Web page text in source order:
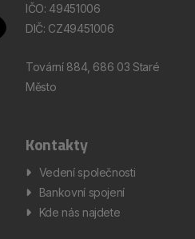
IČO: 49451006
DIČ: CZ49451006
Tovární 884, 686 03 Staré
Město
Kontakty
Vedení společnosti
Bankovní spojení
Kde nás najdete